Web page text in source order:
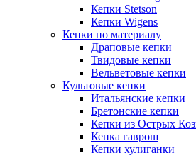
Кепки Stetson
Кепки Wigens
Кепки по материалу
Драповые кепки
Твидовые кепки
Вельветовые кепки
Культовые кепки
Итальянские кепки
Бретонские кепки
Кепки из Острых
Кепка гаврош
Кепки хулиганки